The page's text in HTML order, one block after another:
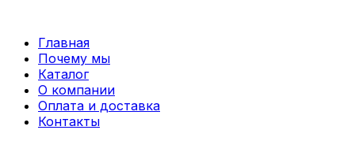
содержимому
Главная
Почему мы
Каталог
О компании
Оплата и доставка
Контакты